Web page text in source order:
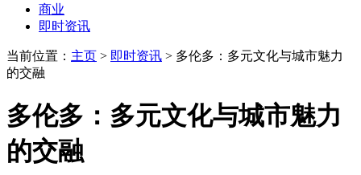
商业
即时资讯
当前位置： 主页 > 即时资讯 > 多伦多：多元文化与城市魅力
的交融
多伦多：多元文化与城市魅力
的交融